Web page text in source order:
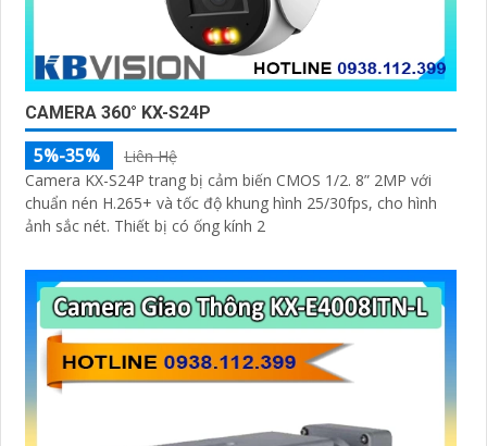
CAMERA 360° KX-S24P
5%-35%
Liên Hệ
Camera KX-S24P trang bị cảm biến CMOS 1/2. 8” 2MP với
chuẩn nén H.265+ và tốc độ khung hình 25/30fps, cho hình
ảnh sắc nét. Thiết bị có ống kính 2